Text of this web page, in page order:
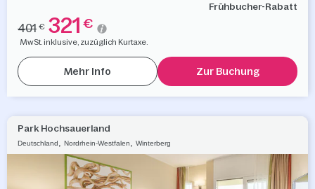
Frühbucher-Rabatt
401 € 321 €
MwSt. inklusive, zuzüglich Kurtaxe.
Mehr Info Zur Buchung
Park Hochsauerland
Deutschland Nordrhein-Westfalen Winterberg